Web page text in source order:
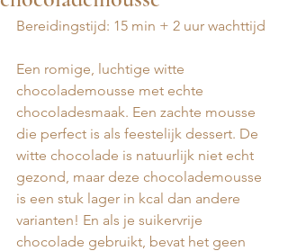
Bereidingstijd: 15 min + 2 uur wachttijd
Een romige, luchtige witte
chocolademousse met echte
chocoladesmaak. Een zachte mousse
die perfect is als feestelijk dessert. De
witte chocolade is natuurlijk niet echt
gezond, maar deze chocolademousse
is een stuk lager in kcal dan andere
varianten! En als je suikervrije
chocolade gebruikt, bevat het geen